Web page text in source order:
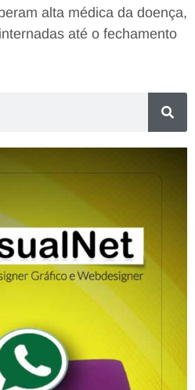
alta médica da doença,
até o fechamento